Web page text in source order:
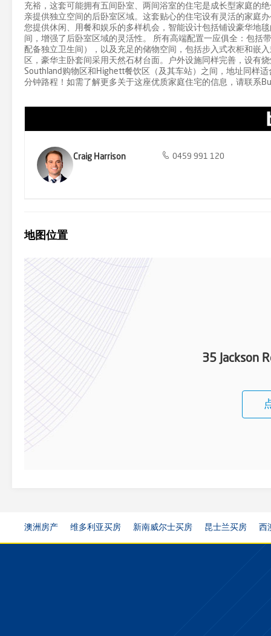
充裕，这套可能拥有五间卧室、两间浴室的住宅是成长型家庭的
亲提供独立空间的后卧室区域。这套贴心的住宅设有灵活的家庭
您提供休闲、用餐和娱乐的多样机会，智能设计包括铺设豪华地
间，增强了后卧室区域的灵活性。 所有高端配置一应俱全：包
配备独立卫生间），以及充足的储物空间，包括步入式衣柜和嵌
区，豪华主卧套间采用天然石材台面。户外设施同样完善，设有
Southland购物区和Highett餐饮区（及其车站）之间，地址同样
分钟路程！如需了解更多关于这座优质家庭住宅的信息，请联系
Craig Harrison 0459 991 120
地图位置
35 Jackson
澳洲房产 维多利亚买房 新南威尔士买房 昆士兰买房 西